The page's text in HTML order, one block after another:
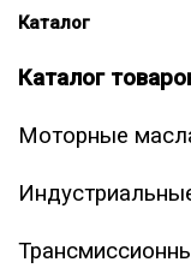
Каталог
Каталог
Моторные